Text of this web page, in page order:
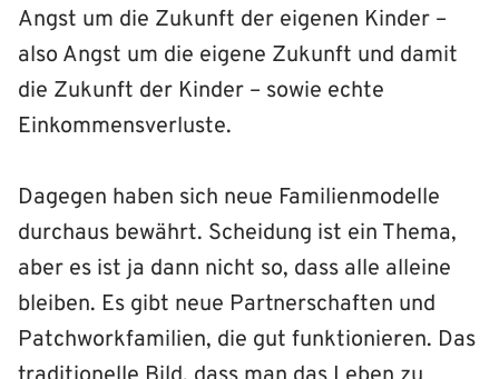
Angst um die Zukunft der eigenen Kinder –
also Angst um die eigene Zukunft und damit
die Zukunft der Kinder – sowie echte
Einkommensverluste.
Dagegen haben sich neue Familienmodelle
durchaus bewährt. Scheidung ist ein Thema,
aber es ist ja dann nicht so, dass alle alleine
bleiben. Es gibt neue Partnerschaften und
Patchworkfamilien, die gut funktionieren. Das